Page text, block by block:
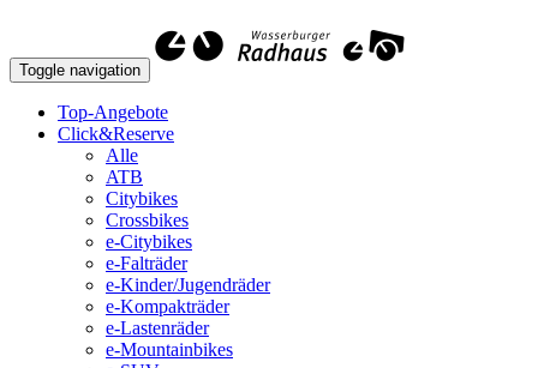
Toggle navigation
Top-Angebote
Click&Reserve
Alle
ATB
Citybikes
Crossbikes
e-Citybikes
e-Falträder
e-Kinder/Jugendräder
e-Kompakträder
e-Lastenräder
e-Mountainbikes